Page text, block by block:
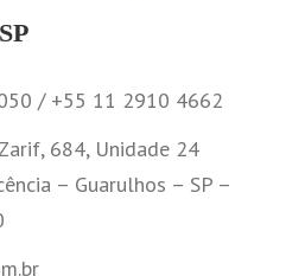
/ +55 11 2910 4662
684, Unidade 24
– Guarulhos – SP –